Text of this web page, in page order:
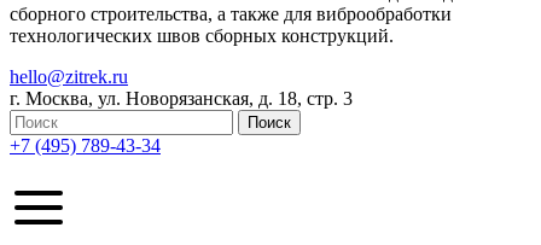
сборного строительства, а также для виброобработки
технологических швов сборных конструкций.
hello@zitrek.ru
г. Москва, ул. Новорязанская, д. 18, стр. 3
+7 (495) 789-43-34